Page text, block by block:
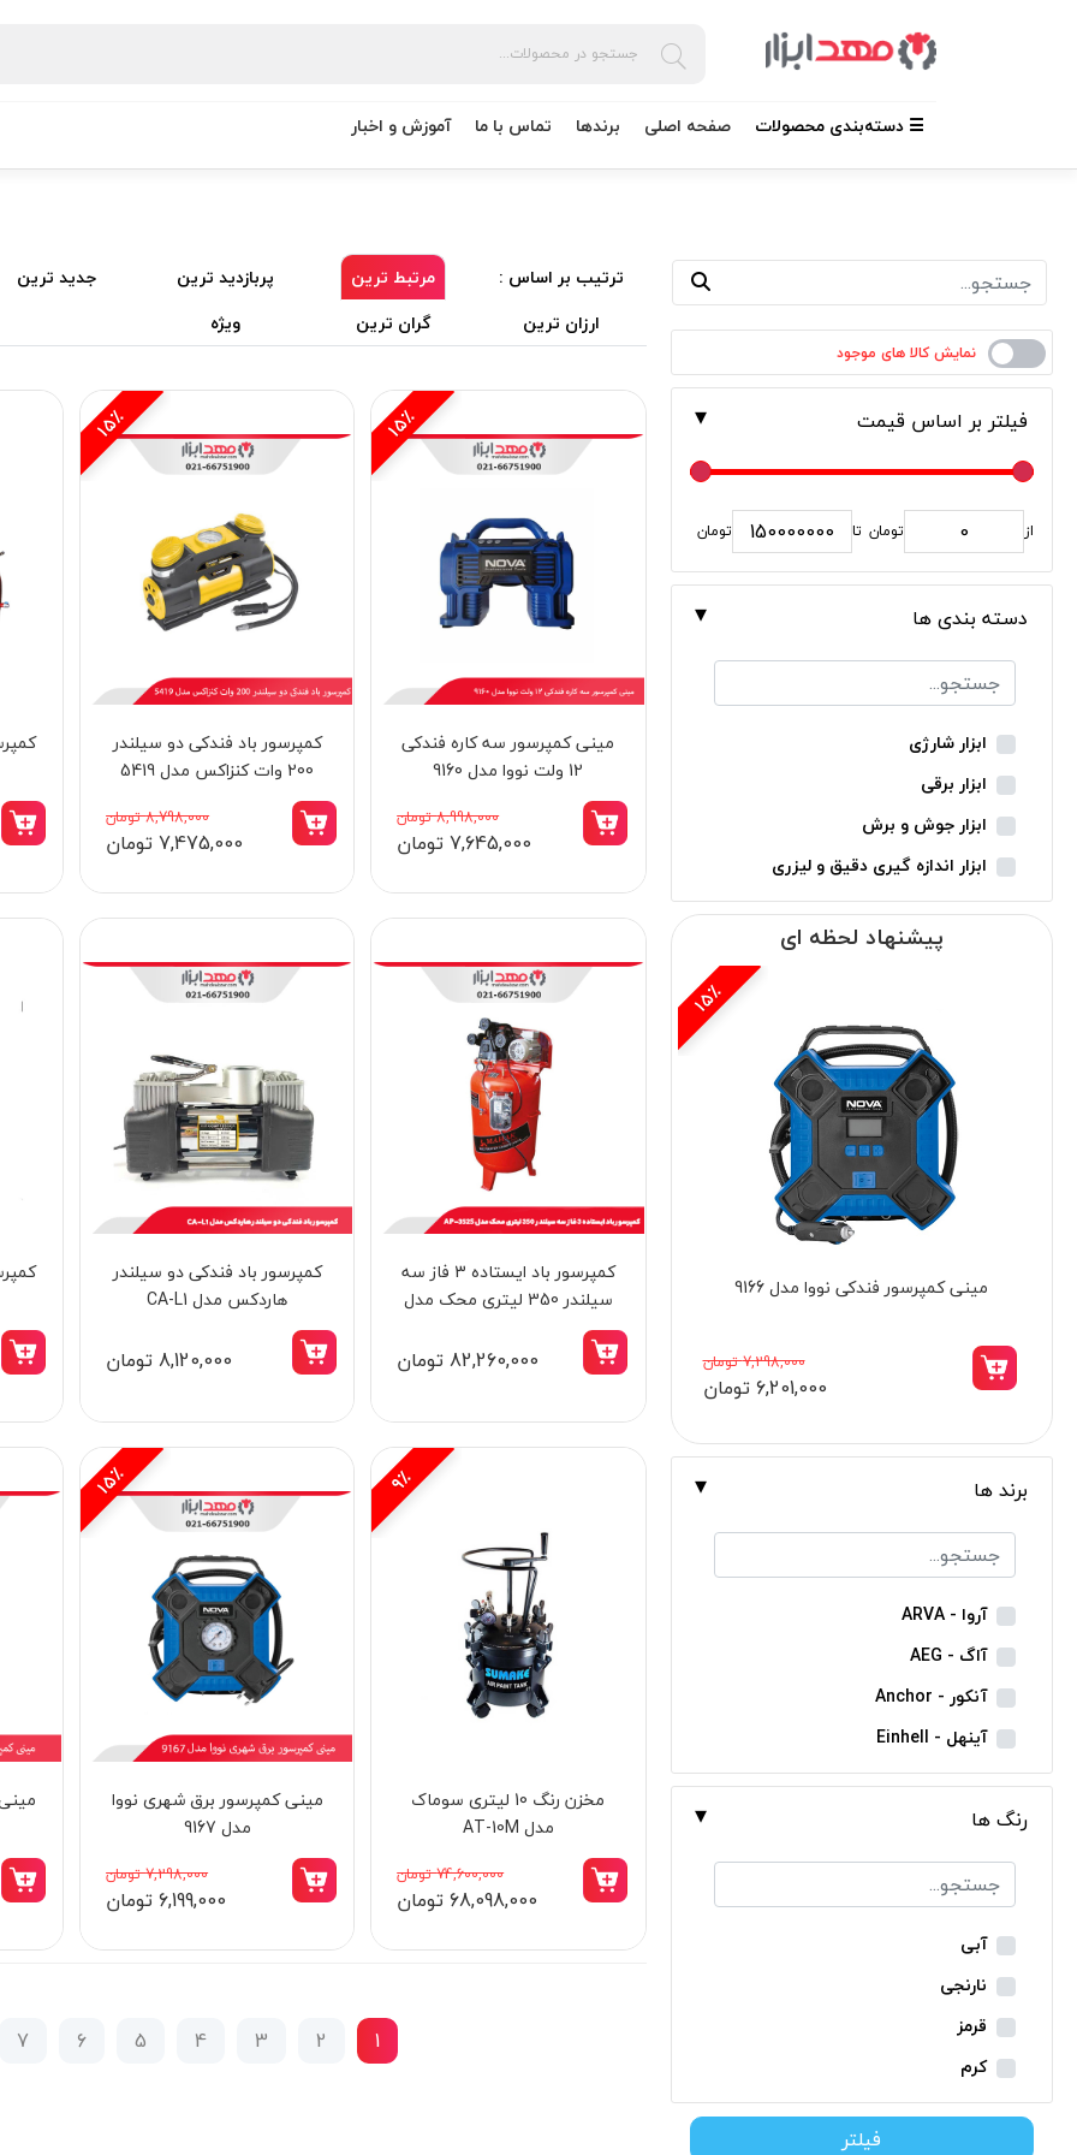
☰ دسته‌بندی محصولات صفحه اصلی برندها تماس با ما آموزش و اخبار
فیلتر بر اساس قیمت
از تومان تا تومان
دسته بندی ها
ابزار شارژی
ابزار برقی
ابزار جوش و برش
ابزار اندازه گیری دقیق و لیزری
ابزار باغبانی
ابزار نجاری
ابزار جانبی
بدون دسته‌بندی
برندها
ابزار خانگی
ابزار تراشکاری
الکترونیک و روشنایی
ابزار ساختمانی
علف زن نووا
علف زن کنزاکس
بلک اسمیث-black smith
جک بطری بادی بیگ رد
دریل شارژی
پیچ گوشتی شارژی
مینی فرز شارژی
بکس شارژی
دریل نمونه برداری
بتن کن شارژی
جارو شارژی
میخکوب شارژی
فرز شارژی
کاپشن شارژی
پیشنهاد لحظه ای
15٪
آچار فرانسه تخصصی پونی ۸ اینچ کنزاکس
3,098,000 تومان
2,630,000 تومان
6٪
چراغ توکار استخری فول کالر 3 وات تهران
کیت مدل 3RERGB
388,000 تومان
برند ها
آروا - ARVA
آاگ - AEG
آنکور - Anchor
آینهل - Einhell
ان ای سی - NEC
ایران ترانس - Iran Trans
بوش - Bosch
توسن - Tosan
جنیوس - Genius
دیوالت - Dewalt
رونیکس - Ronix
ماکیتا - Makita
متابو - Metabo
رنگ ها
آبی
نارنجی
قرمز
کرم
سبز
فیلتر
ترتیب بر اساس : مرتبط ترین پربازدید ترین جدید ترین
ارزان ترین
گران ترین ویژه
15٪
مینی کمپرسور سه کاره فندکی
12 ولت نووا مدل 9160
8,998,000 تومان
7,645,000 تومان
15٪
کمپرسور باد فندکی دو سیلندر
200 وات کنزاکس مدل 5419
8,798,000 تومان
7,475,000 تومان
کمپرسور باد ایستاده 3 فاز سه
سیلندر 350 لیتری محک مدل
82,260,000 تومان
کمپرسور باد فندکی دو سیلندر
هاردکس مدل CA-L1
8,120,000 تومان
9٪
مخزن رنگ 10 لیتری سوماک
مدل AT-10M
74,600,000 تومان
68,098,000 تومان
15٪
مینی کمپرسور برق شهری نووا
مدل 9167
7,298,000 تومان
6,199,000 تومان
1
2
3
4
5
6
7